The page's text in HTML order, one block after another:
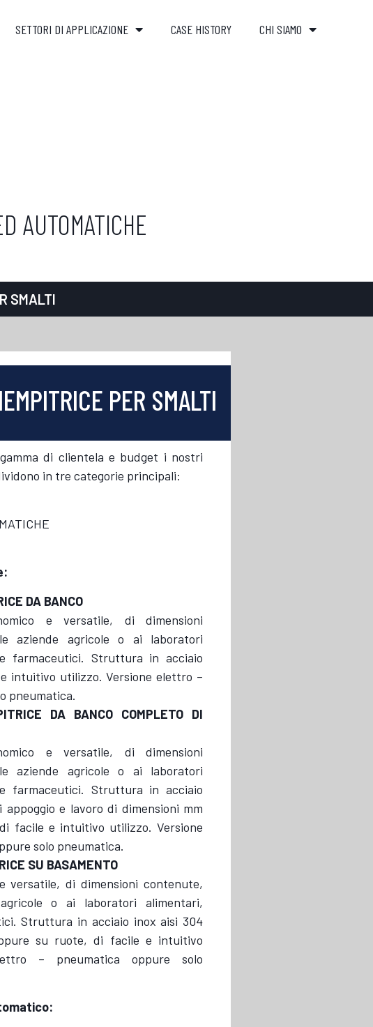
SETTORI DI APPLICAZIONE CASE HISTORY CHI SIAMO
AUTOMATICHE
SMALTI
PER SMALTI
di clientela e budget i nostri
in tre categorie principali:
DA BANCO
e versatile, di dimensioni
aziende agricole o ai laboratori
farmaceutici. Struttura in acciaio
intuitivo utilizzo. Versione elettro –
pneumatica.
DA BANCO COMPLETO DI
e versatile, di dimensioni
aziende agricole o ai laboratori
farmaceutici. Struttura in acciaio
e lavoro di dimensioni mm
facile e intuitivo utilizzo. Versione
solo pneumatica.
SU BASAMENTO
versatile, di dimensioni contenute,
o ai laboratori alimentari,
Struttura in acciaio inox aisi 304
su ruote, di facile e intuitivo
– pneumatica oppure solo